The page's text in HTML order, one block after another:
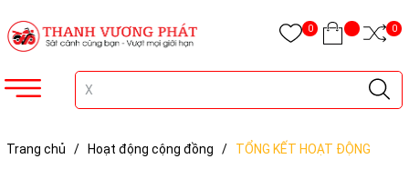
0 0
Trang chủ / Hoạt động cộng đồng /
TỔNG KẾT HOẠT ĐỘNG